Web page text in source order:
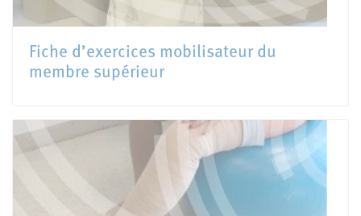
Fiche d’exercices mobilisateur du
membre supérieur